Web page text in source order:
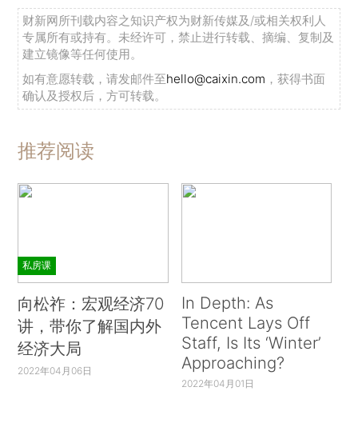
财新网所刊载内容之知识产权为财新传媒及/或相关权利人
专属所有或持有。未经许可，禁止进行转载、摘编、复制及
建立镜像等任何使用。
如有意愿转载，请发邮件至hello@caixin.com ，获得书面
确认及授权后，方可转载。
推荐阅读
私房课
向松祚：宏观经济70
讲，带你了解国内外
经济大局
2022年04月06日
In Depth: As
Tencent Lays Off
Staff, Is Its ‘Winter’
Approaching?
2022年04月01日